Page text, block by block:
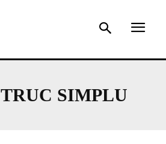
TRUC SIMPLU